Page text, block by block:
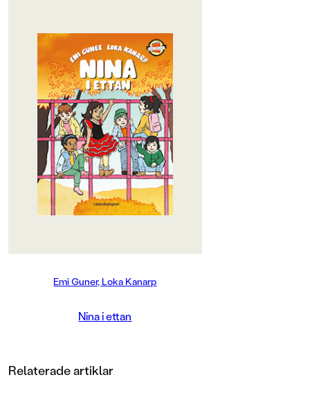
OM BOKEN
"Jag säger upp mig från att vara
lillasyster!"
"Det är väl inget jobb", säger Julia.
"Nähä, men jag säger ändå upp
mig!" säger Nina bestämt och ser
hur det rycker i mammas
mungipor. Är det sant? Håller hon
på att börja skratta åt Nina NU? När
hon verkligen menar allvar!
Det här med att vara lillasyster är
inte något som Nina fått vara med
småsyskon är för små för allt: att gå
att åka tunnelbana själv. Det enda
sig först och att ärva sina
storasyskons kläder.
en bebis i magen! Förutom det här
Emi Guner, Loka Kanarp
Nina i ettan
Relaterade artiklar